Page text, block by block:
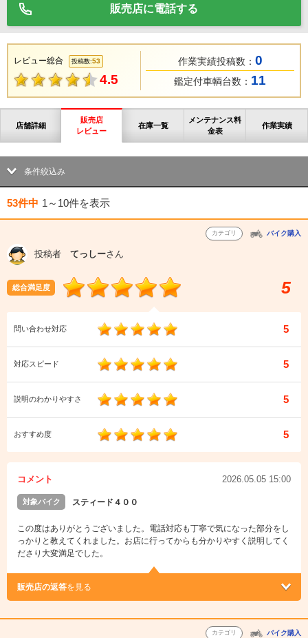
販売店に電話する
レビュー総合 投稿数:53
4.5
作業実績投稿数： 0
鑑定付車輌台数： 11
店舗詳細
販売店
レビュー
在庫一覧
メンテナンス料
金表
作業実績
条件絞込み
53件中 1～10件を表示
カテゴリ バイク購入
投稿者 てっしーさん
総合満足度 5
問い合わせ対応 5
対応スピード 5
説明のわかりやすさ 5
おすすめ度 5
コメント 2026.05.05 15:00
対象バイク スティード４００
この度はありがとうございました。電話対応も丁寧で気になった部分をし
っかりと教えてくれました。お店に行ってからも分かりやすく説明してく
ださり大変満足でした。
販売店の返答を見る
カテゴリ バイク購入